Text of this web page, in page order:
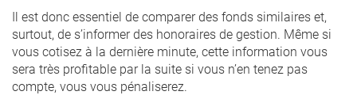
Il est donc essentiel de comparer des fonds similaires et,
surtout, de s’informer des honoraires de gestion. Même si
vous cotisez à la dernière minute, cette information vous
sera très profitable par la suite si vous n’en tenez pas
compte, vous vous pénaliserez.